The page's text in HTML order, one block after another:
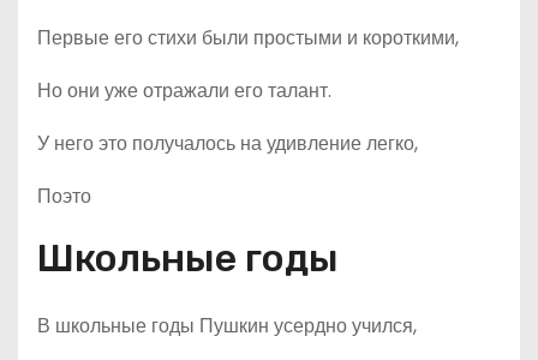
Первые его стихи были простыми и короткими,
Но они уже отражали его талант.
У него это получалось на удивление легко,
Поэто
Школьные годы
В школьные годы Пушкин усердно учился,